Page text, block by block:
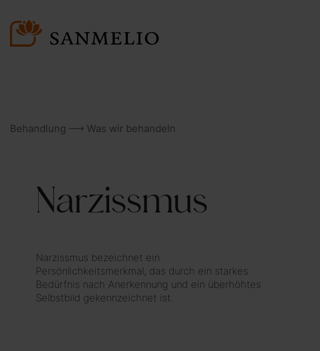
Behandlung Was wir behandeln
Narzissmus
Narzissmus bezeichnet ein
Persönlichkeitsmerkmal, das durch ein starkes
Bedürfnis nach Anerkennung und ein überhöhtes
Selbstbild gekennzeichnet ist.